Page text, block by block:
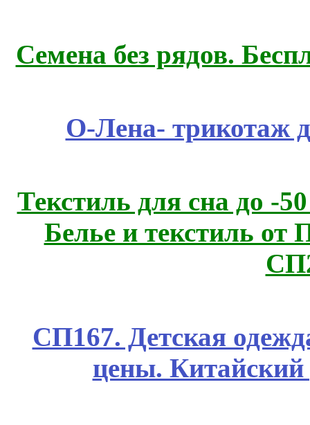
Семена без рядов.
О-Лена- трикотаж
Текстиль для сна до
Белье и текстиль от
СП167. Детская
цены.